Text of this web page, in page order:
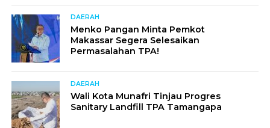
DAERAH
Menko Pangan Minta Pemkot
Makassar Segera Selesaikan
Permasalahan TPA!
DAERAH
Wali Kota Munafri Tinjau Progres
Sanitary Landfill TPA Tamangapa